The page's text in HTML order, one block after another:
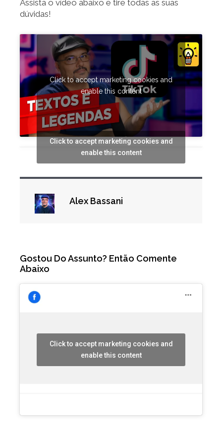
Assista o vídeo abaixo e tire todas as suas
dúvidas!
Click to accept marketing cookies and
enable this content
Click to accept marketing cookies and
enable this content
Alex Bassani
Gostou Do Assunto? Então Comente
Abaixo
Click to accept marketing cookies and
enable this content